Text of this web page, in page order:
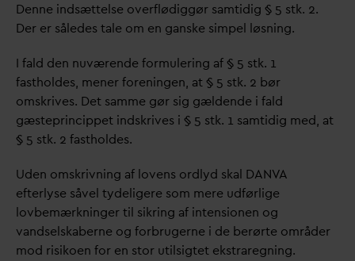
Denne indsættelse overflødiggør samtidig § 5 stk. 2.
Der er således tale om en ganske simpel løsning.
I fald den nuværende formulering af § 5 stk. 1
fastholdes, mener foreningen, at § 5 stk. 2 bør
omskrives. Det samme gør sig gældende i fald
gæsteprincippet indskrives i § 5 stk. 1 samtidig med, at
§ 5 stk. 2 fastholdes.
Uden omskrivning af lovens ordlyd skal DANVA
efterlyse såvel tydeligere som mere udførlige
lovbemærkninger til sikring af intensionen og
vandselskaberne og forbrugerne i de berørte områder
mod risikoen for en stor utilsigtet ekstraregning.